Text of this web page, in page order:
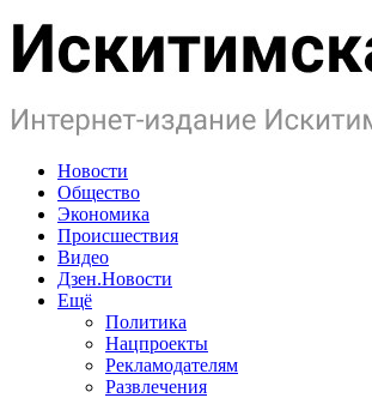
Новости
Общество
Экономика
Происшествия
Видео
Дзен.Новости
Ещё
Политика
Нацпроекты
Рекламодателям
Развлечения